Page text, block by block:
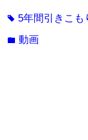
tag 5年間引きこも
folder動画